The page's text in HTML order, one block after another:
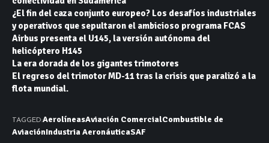
¿El fin del caza conjunto europeo? Los desafíos industriales
y operativos que sepultaron el ambicioso programa FCAS
Airbus presenta el U145, la versión autónoma del
helicóptero H145
La era dorada de los gigantes trimotores
El regreso del trimotor MD-11 tras la crisis que paralizó a la
flota mundial.
TAGGED:AerolíneasAviación ComercialCombustible de
AviaciónIndustria AeronáuticaSAF